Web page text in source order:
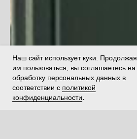
Наш сайт использует куки. Продолжая
им пользоваться, вы соглашаетесь на
обработку персональных данных в
соответствии с политикой
конфиденциальности.